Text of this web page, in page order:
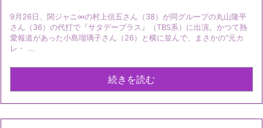
9月26日、関ジャニ∞の村上信五さん（38）が同グループの丸山隆平
さん（36）の代打で『サタデープラス』（TBS系）に出演。かつて熱
愛報道があった小島瑠璃子さん（26）と横に並んで、まさかの“元カ
レ・ ...
続きを読む